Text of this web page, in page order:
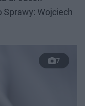
Sprawy: Wojciech
7